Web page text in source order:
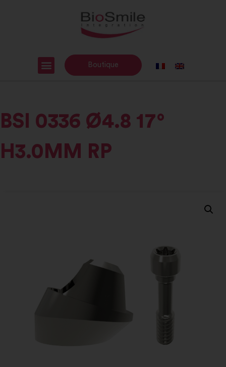
Boutique
BSI 0336 Ø4.8 17°
H3.0MM RP